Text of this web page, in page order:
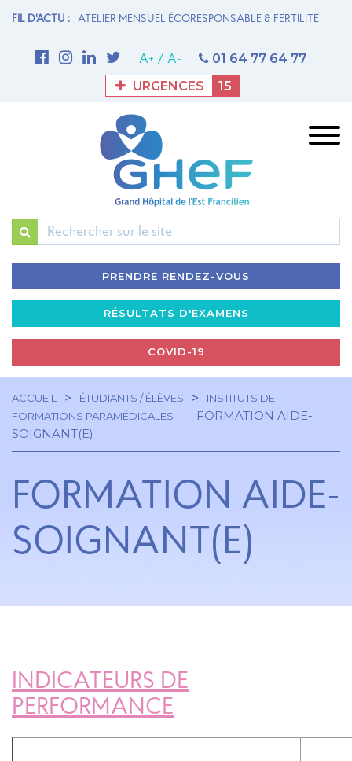
FIL D'ACTU :
FERTILITÉ
1ère THROMBECTOMIE MÉCANIQUE AU GHEF - Site de
A+ / A-
01 64 77 64 77
URGENCES
15
PRENDRE RENDEZ-VOUS
RÉSULTATS D'EXAMENS
COVID-19
Navigation
principale
Fil
ACCUEIL ÉTUDIANTS / ÉLÈVES
INSTITUTS DE
FORMATIONS PARAMÉDICALES
FORMATION AIDE-
SOIGNANT(E)
FORMATION AIDE-
SOIGNANT(E)
INDICATEURS DE
PERFORMANCE